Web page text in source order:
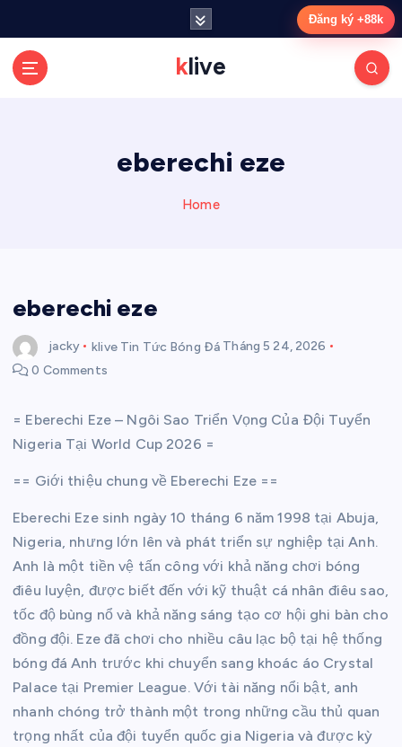
klive
eberechi eze
Home
eberechi eze
jacky klive Tin Tức Bóng Đá Tháng 5 24, 2026
0 Comments
= Eberechi Eze – Ngôi Sao Triển Vọng Của Đội Tuyển
Nigeria Tại World Cup 2026 =
== Giới thiệu chung về Eberechi Eze ==
Eberechi Eze sinh ngày 10 tháng 6 năm 1998 tại Abuja,
Nigeria, nhưng lớn lên và phát triển sự nghiệp tại Anh.
Anh là một tiền vệ tấn công với khả năng chơi bóng
điêu luyện, được biết đến với kỹ thuật cá nhân điêu sao,
tốc độ bùng nổ và khả năng sáng tạo cơ hội ghi bàn cho
đồng đội. Eze đã chơi cho nhiều câu lạc bộ tại hệ thống
bóng đá Anh trước khi chuyển sang khoác áo Crystal
Palace tại Premier League. Với tài năng nổi bật, anh
nhanh chóng trở thành một trong những cầu thủ quan
trọng nhất của đội tuyển quốc gia Nigeria và được kỳ
Đăng ký +88k